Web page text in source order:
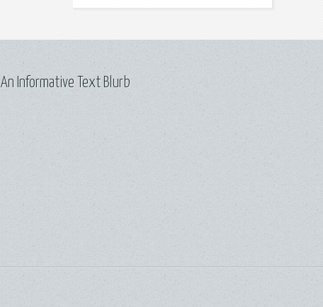
An Informative Text Blurb